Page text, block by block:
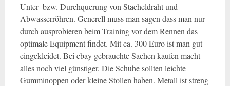
Unter- bzw. Durchquerung von Stacheldraht und
Abwasserröhren. Generell muss man sagen dass man nur
durch ausprobieren beim Training vor dem Rennen das
optimale Equipment findet. Mit ca. 300 Euro ist man gut
eingekleidet. Bei ebay gebrauchte Sachen kaufen macht
alles noch viel günstiger. Die Schuhe sollten leichte
Gumminoppen oder kleine Stollen haben. Metall ist streng